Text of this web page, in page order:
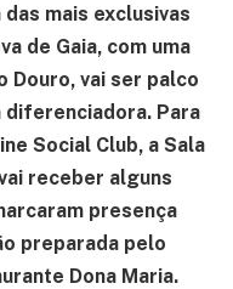
mais exclusivas
de Gaia, com uma
Douro, vai ser palco
diferenciadora. Para
Social Club, a Sala
receber alguns
presença
preparada pelo
Dona Maria.